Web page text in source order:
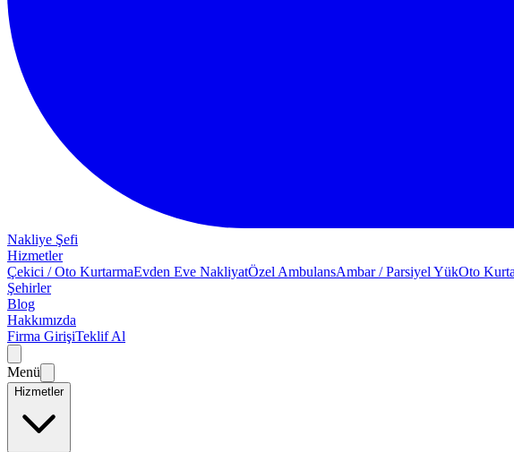
Nakliye Şefi
Hizmetler
Çekici / Oto KurtarmaEvden Eve NakliyatÖzel AmbulansAmbar / Parsiyel YükOto
Şehirler
Blog
Hakkımızda
Firma GirişiTeklif Al
Menü
Hizmetler